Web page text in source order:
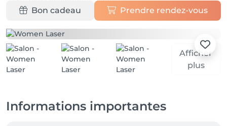
Bon cadeau Prendre rendez-vous
Afficher
plus
Informations importantes